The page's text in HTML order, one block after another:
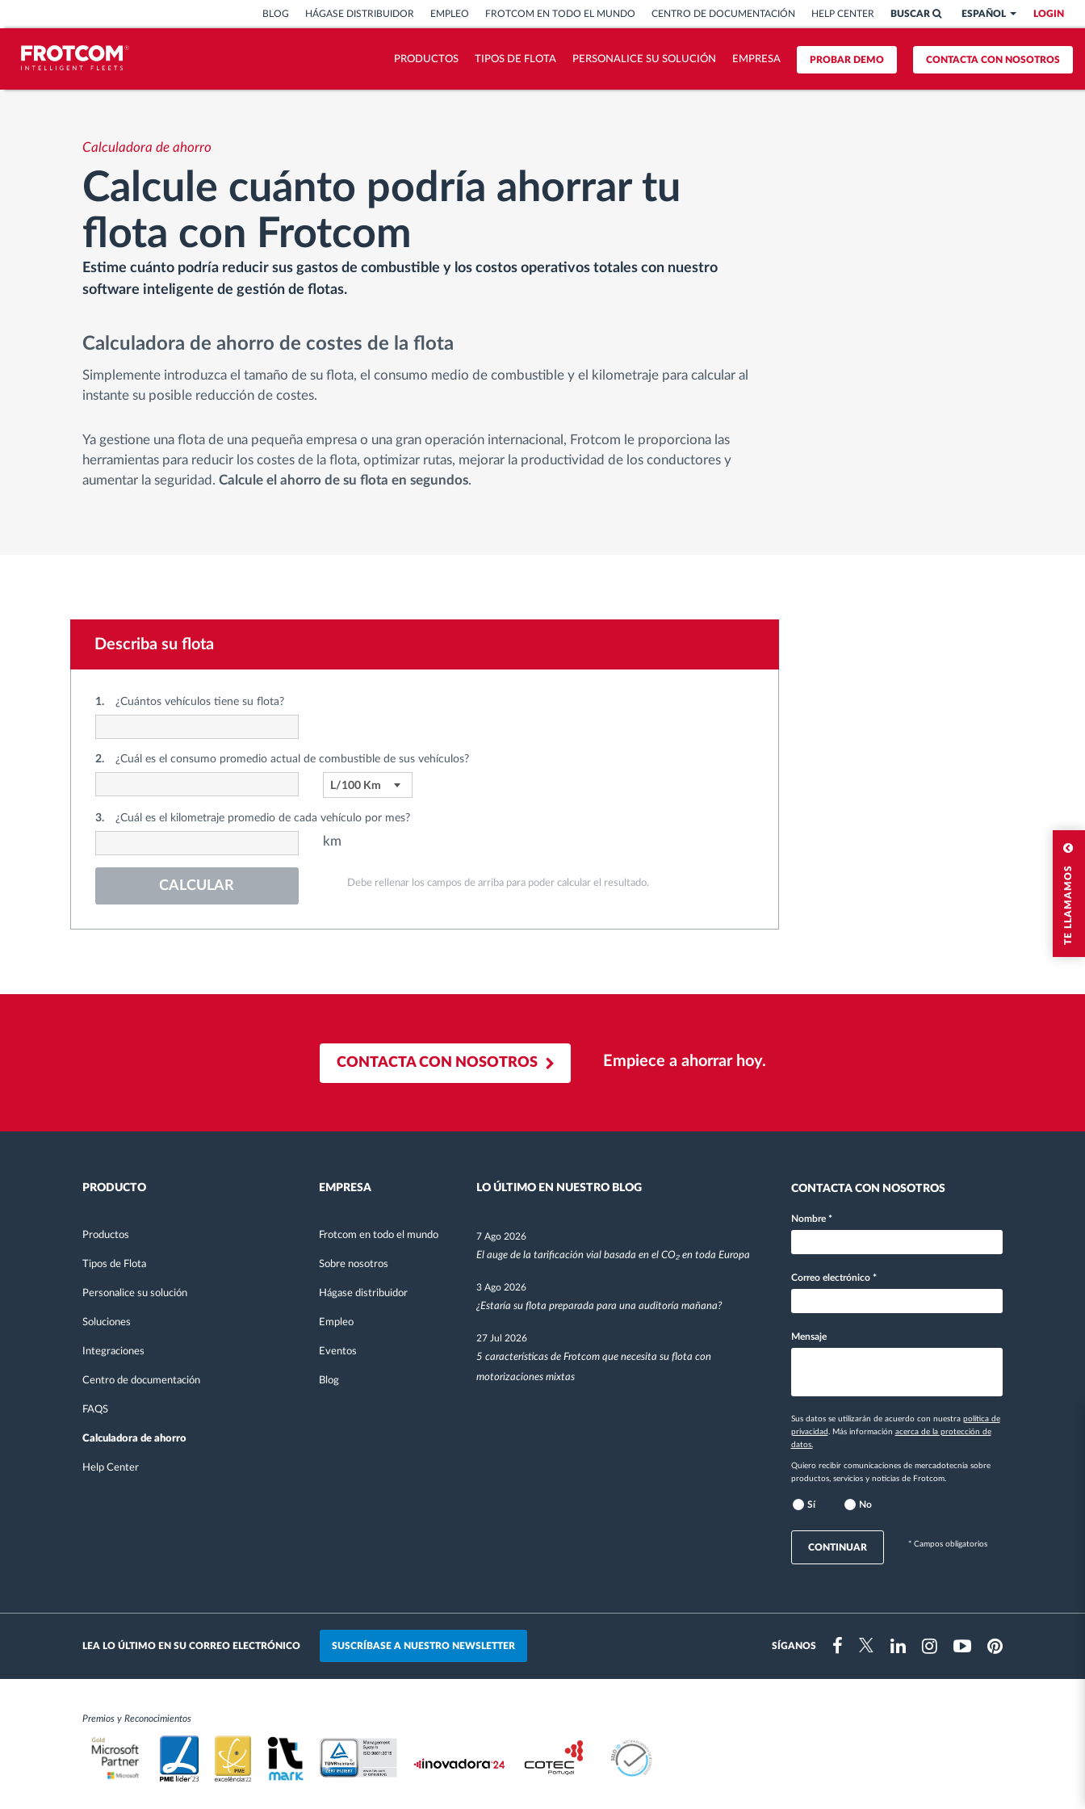
TE LLAMAMOS
LOGIN
ESPAÑOL
BUSCAR
BLOG HÁGASE DISTRIBUIDOR EMPLEO FROTCOM EN TODO EL MUNDO CENTRO DE DOCUMENTACIÓN HELP CENTER
CONTACTA CON NOSOTROS
PROBAR DEMO
PRODUCTOS TIPOS DE FLOTA PERSONALICE SU SOLUCIÓN EMPRESA
Análisis de la conducta en la
conducción
Seguimiento del tiempo de
conducción
Control de acceso
Gestión de combustible
Calculadora de ahorro
Calculadora de ahorro
Calcule cuánto podría ahorrar tu
flota con Frotcom
Estime cuánto podría reducir sus gastos de combustible y los costos operativos totales con nuestro
software inteligente de gestión de flotas.
Calculadora de ahorro de costes de la flota
Simplemente introduzca el tamaño de su flota, el consumo medio de combustible y el kilometraje para calcular al
instante su posible reducción de costes.
Ya gestione una flota de una pequeña empresa o una gran operación internacional, Frotcom le proporciona las
herramientas para reducir los costes de la flota, optimizar rutas, mejorar la productividad de los conductores y
aumentar la seguridad. Calcule el ahorro de su flota en segundos.
Describa su flota
1. ¿Cuántos vehículos tiene su flota?
2.
¿Cuál es el consumo promedio actual de combustible de sus vehículos?
Tipo
de
consumo
L/100 Km
3.
¿Cuál es el kilometraje promedio de cada vehículo por mes?
Tipo
km
CALCULAR Debe rellenar los campos de arriba para poder calcular el resultado.
CONTACTA CON NOSOTROS Empiece a ahorrar hoy.
PRODUCTO
Productos
Tipos de Flota
Personalice su solución
Soluciones
Integraciones
Centro de documentación
FAQS
Calculadora de ahorro
Help Center
EMPRESA
Frotcom en todo el mundo
Sobre nosotros
Hágase distribuidor
Empleo
Eventos
Blog
LO ÚLTIMO EN NUESTRO BLOG
7 Ago 2026
El auge de la tarificación vial basada en el CO₂ en toda Europa
3 Ago 2026
¿Estaría su flota preparada para una auditoría mañana?
27 Jul 2026
5 características de Frotcom que necesita su flota con
motorizaciones mixtas
CONTACTA CON NOSOTROS
Nombre *
Correo electrónico *
Mensaje
Sus datos se utilizarán de acuerdo con nuestra política de
privacidad
. Más información acerca de la protección de
datos.
Quiero recibir comunicaciones de mercadotecnia sobre
productos, servicios y noticias de Frotcom.
Sí No
CONTINUAR * Campos obligatorios
LEA LO ÚLTIMO EN SU CORREO ELECTRÓNICO SUSCRÍBASE A NUESTRO NEWSLETTER SÍGANOS
FacebookTwitterLinkedinInstragramYoutubePinterest
Premios y Reconocimientos